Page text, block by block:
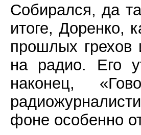
Собирался, да
итоге, Доренко,
прошлых грехов
на радио. Его
наконец,
фоне особенно